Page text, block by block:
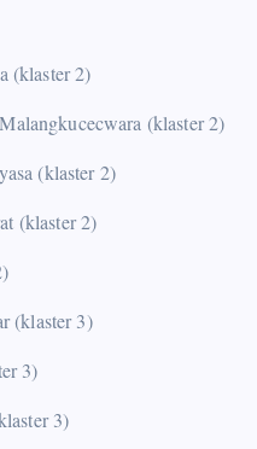
(klaster 2)
(klaster 2)
(klaster 2)
(klaster 2)
(klaster 3)
3)
3)